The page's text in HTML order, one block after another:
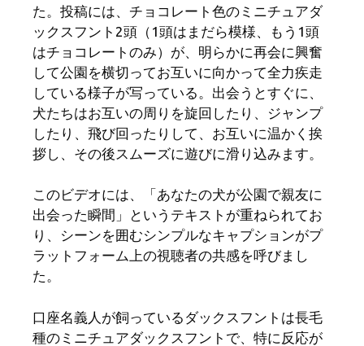
た。投稿には、チョコレート色のミニチュアダ
ックスフント2頭（1頭はまだら模様、もう1頭
はチョコレートのみ）が、明らかに再会に興奮
して公園を横切ってお互いに向かって全力疾走
している様子が写っている。出会うとすぐに、
犬たちはお互いの周りを旋回したり、ジャンプ
したり、飛び回ったりして、お互いに温かく挨
拶し、その後スムーズに遊びに滑り込みます。
このビデオには、「あなたの犬が公園で親友に
出会った瞬間」というテキストが重ねられてお
り、シーンを囲むシンプルなキャプションがプ
ラットフォーム上の視聴者の共感を呼びまし
た。
口座名義人が飼っているダックスフントは長毛
種のミニチュアダックスフントで、特に反応が